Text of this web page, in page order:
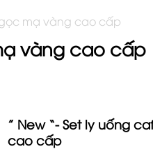
mạ vàng cao cấp
vàng cao cấp
” New “- Set ly uống
cao cấp